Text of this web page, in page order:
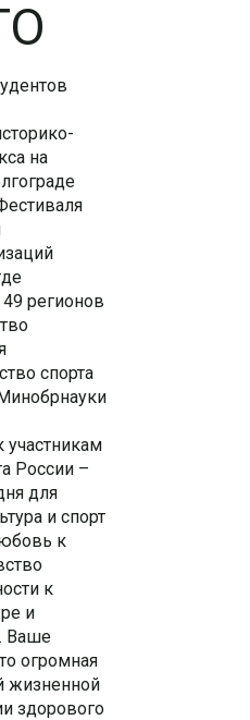
на
регионов
спорта
участникам
России –
для
и спорт
к
к
и
Ваше
огромная
жизненной
здорового